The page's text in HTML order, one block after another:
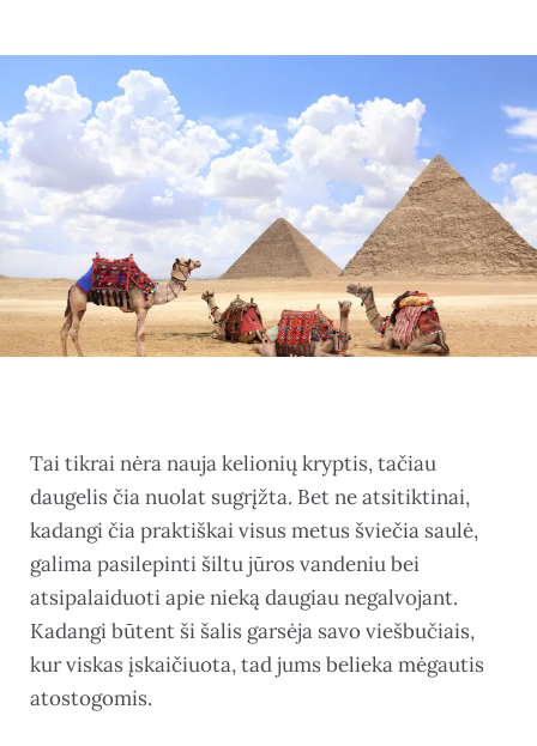
Tai tikrai nėra nauja kelionių kryptis, tačiau
daugelis čia nuolat sugrįžta. Bet ne atsitiktinai,
kadangi čia praktiškai visus metus šviečia saulė,
galima pasilepinti šiltu jūros vandeniu bei
atsipalaiduoti apie nieką daugiau negalvojant.
Kadangi būtent ši šalis garsėja savo viešbučiais,
kur viskas įskaičiuota, tad jums belieka mėgautis
atostogomis.